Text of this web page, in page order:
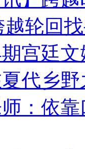
越轮回
宫廷
代乡
师：依